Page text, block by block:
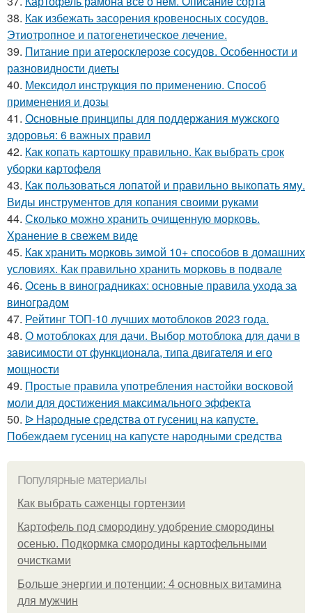
38. Как избежать засорения кровеносных сосудов.
Этиотропное и патогенетическое лечение.
39. Питание при атеросклерозе сосудов. Особенности и
разновидности диеты
40. Мексидол инструкция по применению. Способ
применения и дозы
41. Основные принципы для поддержания мужского
здоровья: 6 важных правил
42. Как копать картошку правильно. Как выбрать срок
уборки картофеля
43. Как пользоваться лопатой и правильно выкопать яму.
Виды инструментов для копания своими руками
44. Сколько можно хранить очищенную морковь.
Хранение в свежем виде
45. Как хранить морковь зимой 10+ способов в домашних
условиях. Как правильно хранить морковь в подвале
46. Осень в виноградниках: основные правила ухода за
виноградом
47. Рейтинг ТОП-10 лучших мотоблоков 2023 года.
48. О мотоблоках для дачи. Выбор мотоблока для дачи в
зависимости от функционала, типа двигателя и его
мощности
49. Простые правила употребления настойки восковой
моли для достижения максимального эффекта
50. ᐉ Народные средства от гусениц на капусте.
Побеждаем гусениц на капусте народными средства
Популярные материалы
Как выбрать саженцы гортензии
Картофель под смородину удобрение смородины
осенью. Подкормка смородины картофельными
очистками
Больше энергии и потенции: 4 основных витамина
для мужчин